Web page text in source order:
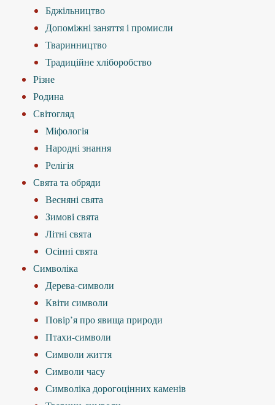
Бджільництво
Допоміжні заняття і промисли
Тваринництво
Традиційне хліборобство
Різне
Родина
Світогляд
Міфологія
Народні знання
Релігія
Свята та обряди
Весняні свята
Зимові свята
Літні свята
Осінні свята
Символіка
Дерева-символи
Квіти символи
Повір’я про явища природи
Птахи-символи
Символи життя
Символи часу
Символіка дорогоцінних каменів